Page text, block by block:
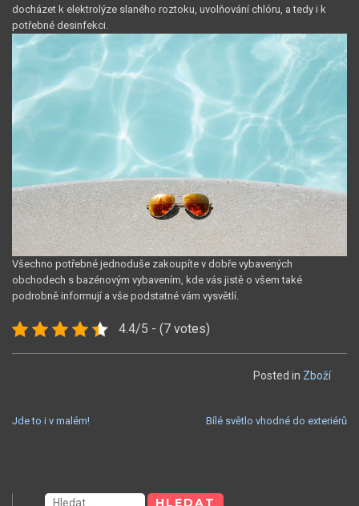
docházet k elektrolýze slaného roztoku, uvolňování chlóru, a tedy i k
potřebné desinfekci.
Všechno potřebné jednoduše zakoupíte v dobře vybavených
obchodech s bazénovým vybavením, kde vás jistě o všem také
podrobně informují a vše podstatné vám vysvětlí.
4.4/5 - (7 votes)
Posted in Zboží
NAVIGACE
PŘÍSPĚVEK
Jde to i v malém! Bílé světlo vhodné do exteriérů
Vyhledávání